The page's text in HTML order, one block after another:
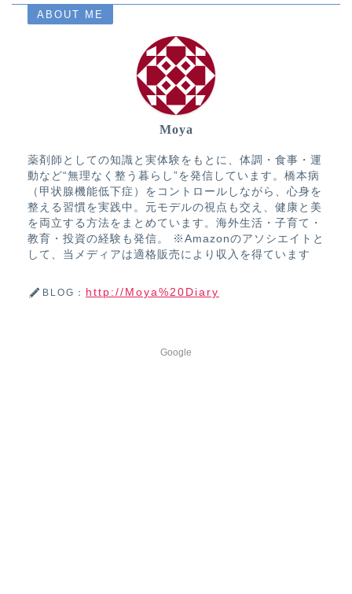
ABOUT ME
Moya
薬剤師としての知識と実体験をもとに、体調・食事・運
動など“無理なく整う暮らし”を発信しています。橋本病
（甲状腺機能低下症）をコントロールしながら、心身を
整える習慣を実践中。元モデルの視点も交え、健康と美
を両立する方法をまとめています。海外生活・子育て・
教育・投資の経験も発信。 ※Amazonのアソシエイトと
して、当メディアは適格販売により収入を得ています
BLOG： http://Moya%20Diary
Google